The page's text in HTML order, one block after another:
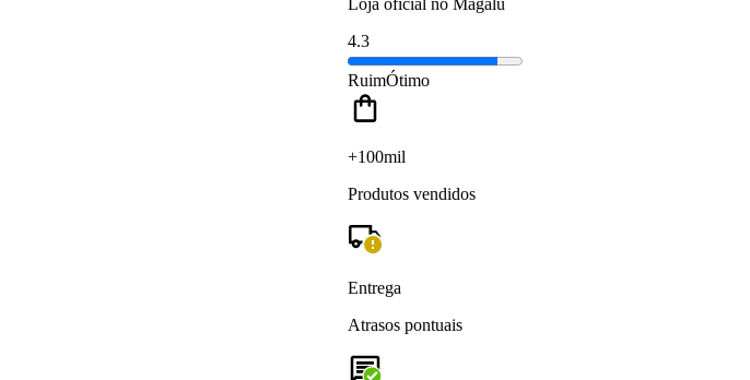
Loja oficial no Magalu
4.3
RuimÓtimo
+100mil
Produtos vendidos
Entrega
Atrasos pontuais